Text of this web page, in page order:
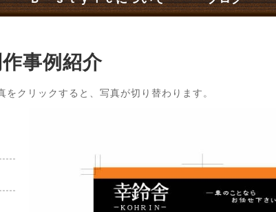
事例紹介
をクリックすると、写真が切り替わります。